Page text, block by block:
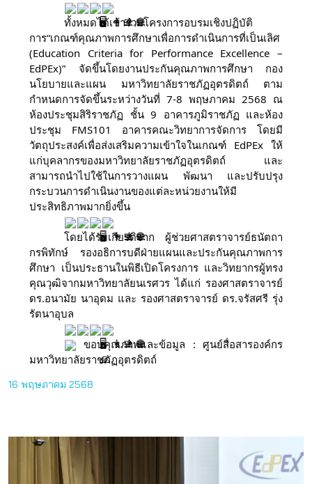
ทั้งหมดได้เข้าร่วมโครงการอบรมเชิงปฏิบัติ
การ“เกณฑ์คุณภาพการศึกษาเพื่อการดำเนินการที่เป็นเลิศ
(Education Criteria for Performance Excellence –
EdPEx)” จัดขึ้นโดยงานประกันคุณภาพการศึกษา กอง
นโยบายและแผน มหาวิทยาลัยราชภัฏอุตรดิตถ์ ตาม
กำหนดการจัดขึ้นระหว่างวันที่ 7-8 พฤษภาคม 2568 ณ
ห้องประชุมสิริราชภัฏ ชั้น 9 อาคารภูมิราชภัฏ และห้อง
ประชุม FMS101 อาคารคณะวิทยาการจัดการ โดยมี
วัตถุประสงค์เพื่อส่งเสริมความเข้าใจในเกณฑ์ EdPEx ให้
แก่บุคลากรของมหาวิทยาลัยราชภัฏอุตรดิตถ์ และ
สามารถนำไปใช้ในการวางแผน พัฒนา และปรับปรุง
กระบวนการดำเนินงานของแต่ละหน่วยงานให้มี
ประสิทธิภาพมากยิ่งขึ้น
โดยได้รับเกียรติจาก ผู้ช่วยศาสตราจารย์ธนัตถา
กรพิทักษ์ รองอธิการบดีฝ่ายแผนและประกันคุณภาพการ
ศึกษา เป็นประธานในพิธีเปิดโครงการ และวิทยากรผู้ทรง
คุณวุฒิจากมหาวิทยาลัยนเรศวร ได้แก่ รองศาสตราจารย์
ดร.อนามัย นาอุดม และ รองศาสตราจารย์ ดร.จรัสศรี รุ่ง
รัตนาอุบล
ขอบคุณภาพและข้อมูล : ศูนย์สื่อสารองค์กร
มหาวิทยาลัยราชภัฏอุตรดิตถ์
16 พฤษภาคม 2568